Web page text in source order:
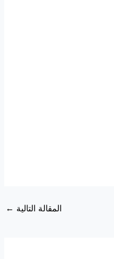
المقالة التالية ←